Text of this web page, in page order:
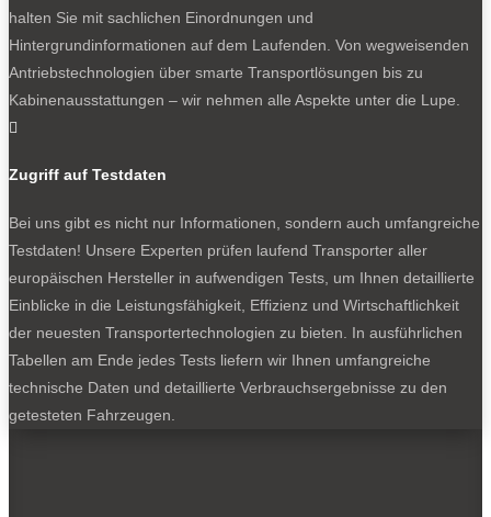
halten Sie mit sachlichen Einordnungen und
Hintergrundinformationen auf dem Laufenden. Von wegweisenden
Antriebstechnologien über smarte Transportlösungen bis zu
Kabinenausstattungen – wir nehmen alle Aspekte unter die Lupe.

Zugriff auf Testdaten
Bei uns gibt es nicht nur Informationen, sondern auch umfangreiche
Testdaten! Unsere Experten prüfen laufend Transporter aller
europäischen Hersteller in aufwendigen Tests, um Ihnen detaillierte
Einblicke in die Leistungsfähigkeit, Effizienz und Wirtschaftlichkeit
der neuesten Transportertechnologien zu bieten. In ausführlichen
Tabellen am Ende jedes Tests liefern wir Ihnen umfangreiche
technische Daten und detaillierte Verbrauchsergebnisse zu den
getesteten Fahrzeugen.